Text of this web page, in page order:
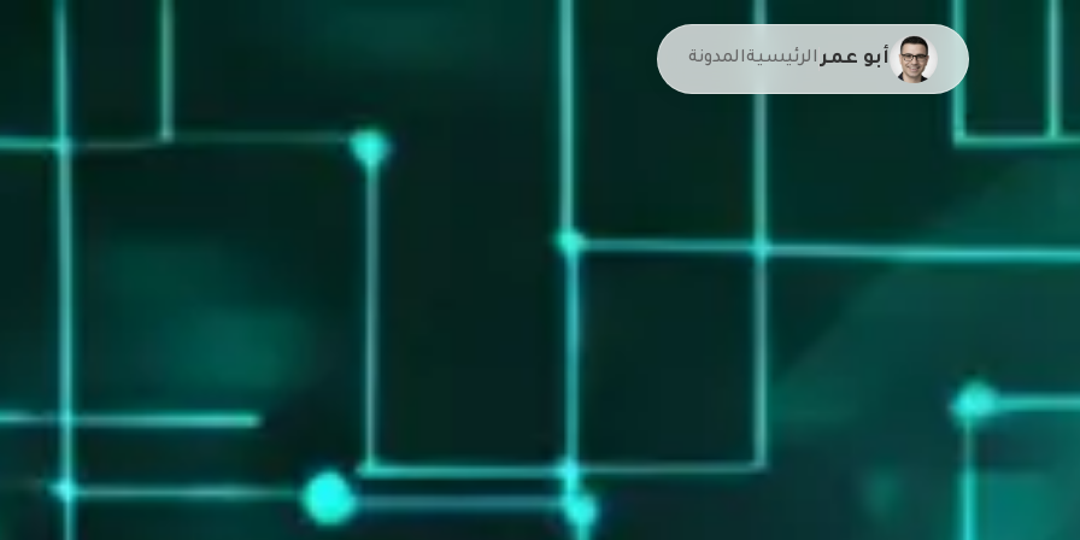
أبو عمرالرئيسيةالمدونة